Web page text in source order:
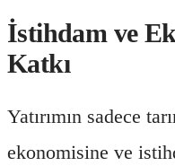
İstihdam ve
Katkı
Yatırımın sadece
ekonomisine ve